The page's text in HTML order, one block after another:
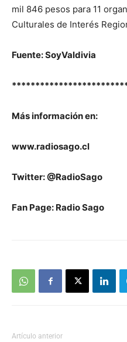
mil 846 pesos para 11
Culturales de Interés
Fuente: SoyValdivia
Más información en:
www.radiosago.cl
Twitter: @RadioSago
Fan Page: Radio Sago
Artículo anterior